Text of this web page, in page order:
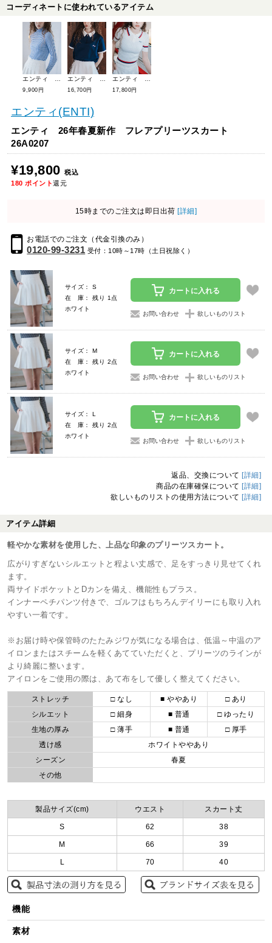
コーディネートに使われているアイテム
9,900円 16,700円 17,800円
エンティ(ENTI)
エンティ 26年春夏新作 フレアプリーツスカート
26A0207
¥19,800 税込
180 ポイント還元
15時までのご注文は即日出荷 [詳細]
お電話でのご注文（代金引換のみ）
0120-99-3231 受付：10時～17時（土日祝除く）
サイズ： S
在 庫： 残り 1点
ホワイト
カートに入れる
お問い合わせ 欲しいものリスト
サイズ： M
在 庫： 残り 2点
ホワイト
カートに入れる
お問い合わせ 欲しいものリスト
サイズ： L
在 庫： 残り 2点
ホワイト
カートに入れる
お問い合わせ 欲しいものリスト
返品、交換について [詳細]
商品の在庫確保について [詳細]
欲しいものリストの使用方法について [詳細]
アイテム詳細
軽やかな素材を使用した、上品な印象のプリーツスカート。
広がりすぎないシルエットと程よい丈感で、足をすっきり見せてくれ
ます。
両サイドポケットとDカンを備え、機能性もプラス。
インナーペチパンツ付きで、ゴルフはもちろんデイリーにも取り入れ
やすい一着です。
※お届け時や保管時のたたみジワが気になる場合は、低温～中温のア
イロンまたはスチームを軽くあてていただくと、プリーツのラインが
より綺麗に整います。
アイロンをご使用の際は、あて布をして優しく整えてください。
ストレッチ □ なし ■ ややあり
□ あり
シルエット
□ 細身 ■ 普通
□ ゆったり
生地の厚み
□ 薄手 ■ 普通
□ 厚手
透け感
ホワイトややあり
シーズン
春夏
その他
製品サイズ(cm) ウエスト スカート丈
S 62 38
M 66 39
L 70 40
機能
素材